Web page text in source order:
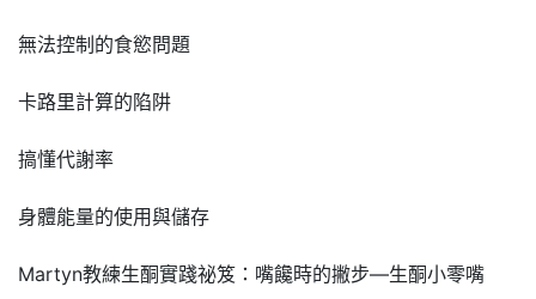
無法控制的食慾問題
卡路里計算的陷阱
搞懂代謝率
身體能量的使用與儲存
Martyn教練生酮實踐祕笈：嘴饞時的撇步—生酮小零嘴